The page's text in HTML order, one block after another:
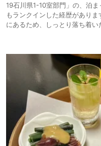
19石川県1-10室部門」の、泊
もランクインした経歴があり
にあるため、しっとり落ち着い